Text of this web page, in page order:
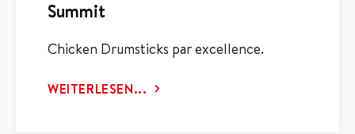
Summit
Chicken Drumsticks par excellence.
WEITERLESEN...